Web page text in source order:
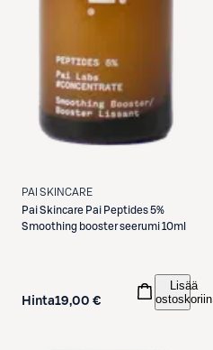
PAI SKINCARE
Pai Skincare Pai Peptides 5%
Smoothing booster seerumi 10ml
Hinta19,00 €
Lisää
ostoskoriin